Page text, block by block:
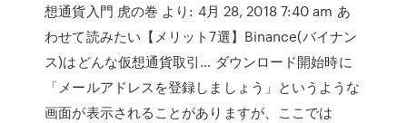
想通貨入門 虎の巻 より: 4月 28, 2018 7:40 am あ
わせて読みたい【メリット7選】Binance(バイナン
ス)はどんな仮想通貨取引… ダウンロード開始時に
「メールアドレスを登録しましょう」というような
画面が表示されることがありますが、ここでは